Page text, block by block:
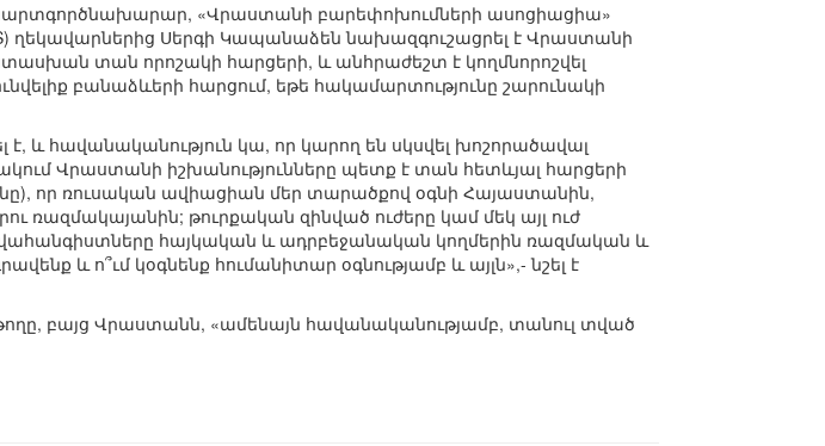
«Վրաստանի բարեփոխումների ասոցիացիա»
ղեկավարներից Սերգի Կապանաձեն նախազգուշացրել է Վրաստանի
տան որոշակի հարցերի, և անհրաժեշտ է կողմնորոշվել
բանաձևերի հարցում, եթե հակամարտությունը շարունակի
է, և հավանականություն կա, որ կարող են սկսվել խոշորածավալ
Վրաստանի իշխանությունները պետք է տան հետևյալ հարցերի
որ ռուսական ավիացիան մեր տարածքով օգնի Հայաստանին,
ռազմակայանին; թուրքական զինված ուժերը կամ մեկ այլ ուժ
հայկական և ադրբեջանական կողմերին ռազմական և
և ո՞ւմ կօգնենք հումանիտար օգնությամբ և այլն»,- նշել է
բայց Վրաստանն, «ամենայն հավանականությամբ, տանուլ տված